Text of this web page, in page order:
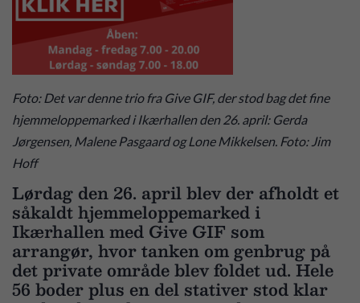
Foto: Det var denne trio fra Give GIF, der stod bag det fine
hjemmeloppemarked i Ikærhallen den 26. april: Gerda
Jørgensen, Malene Pasgaard og Lone Mikkelsen. Foto: Jim
Hoff
Lørdag den 26. april blev der afholdt et
såkaldt hjemmeloppemarked i
Ikærhallen med Give GIF som
arrangør, hvor tanken om genbrug på
det private område blev foldet ud. Hele
56 boder plus en del stativer stod klar